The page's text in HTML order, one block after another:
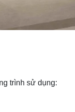
trình sử dụng: